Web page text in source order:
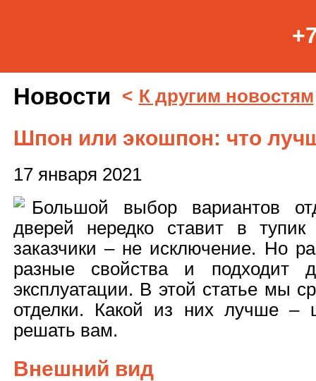
Новости < К другим новостям
Шпон или экошпон: что
17 января 2021
Большой выбор вариантов
дверей нередко ставит в
заказчики – не исключение. Но
разные свойства и подходит
эксплуатации. В этой статье мы
отделки. Какой из них лучше –
решать вам.
Внешний вид